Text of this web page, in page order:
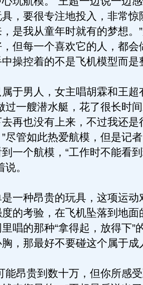
，要很专注地投入，非常惊
是我从童年时就有的梦想。
但每一个喜欢它的人，都会
操控着的不是飞机模型而是
男人，女主唱胡霖和王超
过一艘潜水艇，花了很长时
再也没有上来，不过我还是
尽管如此热爱航模，但是记
一个航模，“工作时不能看
。
种昂贵的玩具，这项运动
的考验，在飞机坠落到地面
唱的那种“拿得起，放得下”
，那最好不要碰这个属于成
昂贵到数十万，但你所感受